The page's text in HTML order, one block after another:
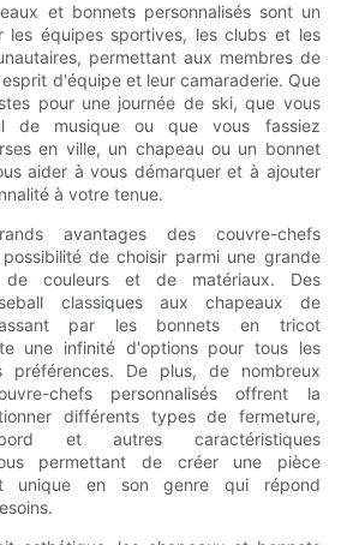
et bonnets personnalisés sont un
les équipes sportives, les clubs et les
permettant aux membres de
d'équipe et leur camaraderie. Que
pour une journée de ski, que vous
de musique ou que vous fassiez
en ville, un chapeau ou un bonnet
aider à vous démarquer et à ajouter
à votre tenue.
avantages des couvre-chefs
de choisir parmi une grande
couleurs et de matériaux. Des
classiques aux chapeaux de
par les bonnets en tricot
une infinité d'options pour tous les
De plus, de nombreux
chefs personnalisés offrent la
différents types de fermeture,
et autres caractéristiques
permettant de créer une pièce
unique en son genre qui répond